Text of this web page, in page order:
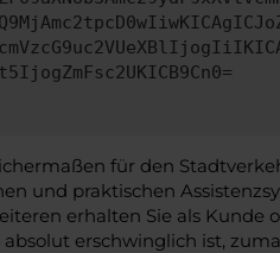
für den
und praktischen
erhalten Sie als
erschwinglich ist,